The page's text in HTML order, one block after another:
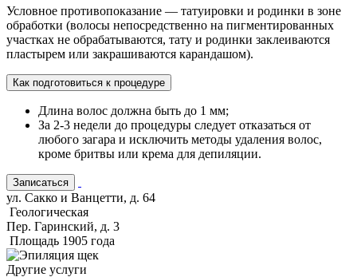
Условное противопоказание — татуировки и родинки в зоне
обработки (волосы непосредственно на пигментированных
участках не обрабатываются, тату и родинки заклеиваются
пластырем или закрашиваются карандашом).
Как подготовиться к процедуре
Длина волос должна быть до 1 мм;
За 2-3 недели до процедуры следует отказаться от
любого загара и исключить методы удаления волос,
кроме бритвы или крема для депиляции.
Записаться
ул. Сакко и Ванцетти, д. 64
Геологическая
Пер. Гаринский, д. 3
Площадь 1905 года
Другие услуги